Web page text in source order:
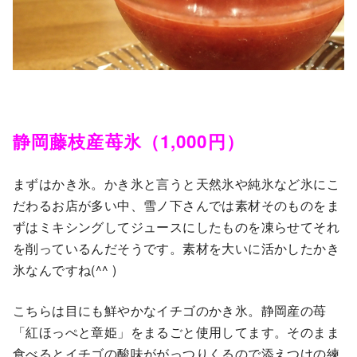
静岡藤枝産苺氷（1,000円）
まずはかき氷。かき氷と言うと天然氷や純氷など氷にこ
だわるお店が多い中、雪ノ下さんでは素材そのものをま
ずはミキシングしてジュースにしたものを凍らせてそれ
を削っているんだそうです。素材を大いに活かしたかき
氷なんですね(^^ )
こちらは目にも鮮やかなイチゴのかき氷。静岡産の苺
「紅ほっぺと章姫」をまるごと使用してます。そのまま
食べるとイチゴの酸味ががっつりくるので添えつけの練